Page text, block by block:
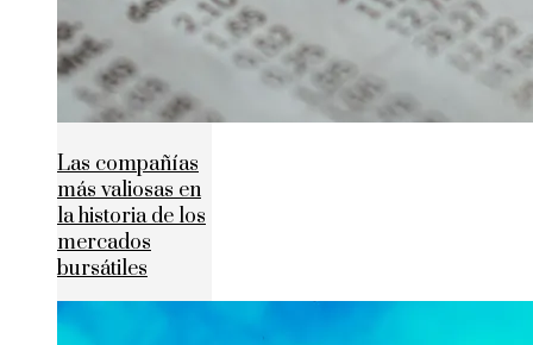
Las compañías
más valiosas en
la historia de los
mercados
bursátiles